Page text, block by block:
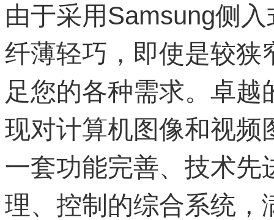
由于采用Samsung侧
纤薄轻巧，即使是较狭
足您的各种需求。卓
现对计算机图像和视频
一套功能完善、技术先
理、控制的综合系统，